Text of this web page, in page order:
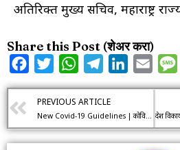
अतिरिक्त मुख्य सचिव, महाराष्ट्र
Share this Post (शेअर करा)
FacebookTwitterWhatsAppTelegramLinkedIn
Email
PREVIOUS ARTICLE